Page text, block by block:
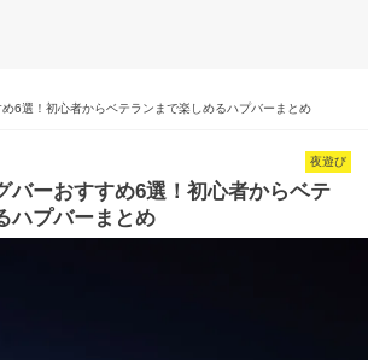
6選！初心者からベテランまで楽しめるハプバーまとめ
夜遊び
バーおすすめ6選！初心者からベテ
ハプバーまとめ